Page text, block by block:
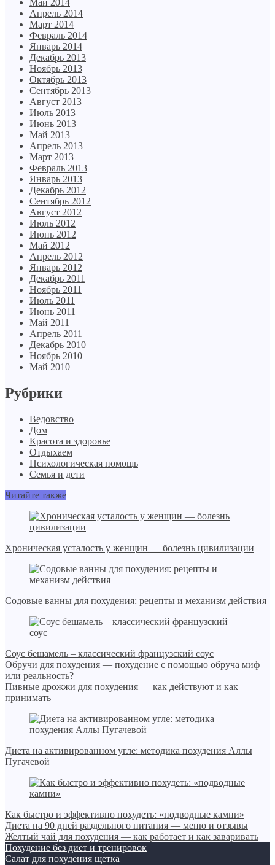
Май 2014
Апрель 2014
Март 2014
Февраль 2014
Январь 2014
Декабрь 2013
Ноябрь 2013
Октябрь 2013
Сентябрь 2013
Август 2013
Июль 2013
Июнь 2013
Май 2013
Апрель 2013
Март 2013
Февраль 2013
Январь 2013
Декабрь 2012
Сентябрь 2012
Август 2012
Июль 2012
Июнь 2012
Май 2012
Апрель 2012
Январь 2012
Декабрь 2011
Ноябрь 2011
Июль 2011
Июнь 2011
Май 2011
Апрель 2011
Декабрь 2010
Ноябрь 2010
Май 2010
Рубрики
Ведовство
Дом
Красота и здоровье
Отдыхаем
Психологическая помощь
Семья и дети
Читайте также
Хроническая усталость у женщин — болезнь цивилизации
Содовые ванны для похудения: рецепты и механизм действия
Соус бешамель – классический французский соус
Обручи для похудения — похудение с помощью обруча миф
или реальность?
Пивные дрожжи для похудения — как действуют и как
принимать
Диета на активированном угле: методика похудения Аллы
Пугачевой
Как быстро и эффективно похудеть: «подводные камни»
Диета на 90 дней раздельного питания — меню и отзывы
Желтый чай для похудения — как работает и как заваривать
Похудение без диет и тренировок
Салат для похудения щетка